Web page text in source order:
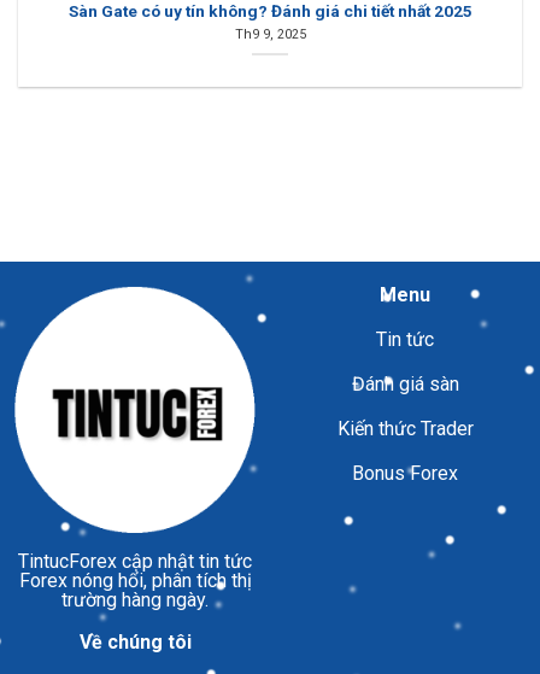
Sàn Gate có uy tín không? Đánh giá chi tiết nhất 2025
Th9 9, 2025
TintucForex cập nhật tin tức
Forex nóng hổi, phân tích thị
trường hàng ngày.
Menu
Tin tức
Đánh giá sàn
Kiến thức Trader
Bonus Forex
Về chúng tôi